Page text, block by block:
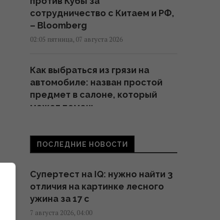
сотрудничество с Китаем и РФ,
– Bloomberg
02:05 пятница, 07 августа 2026
Как выбраться из грязи на
автомобиле: назван простой
предмет в салоне, который
может помочь
"Достаточно, чтобы выжить, а
сотрудница НАТО о поставках
ракет Украине
01:19 пятница, 07 августа 2026
ПОСЛЕДНИЕ НОВОСТИ
Супертест на IQ: нужно найти 3
отличия на картинке лесного
ужина за 17 с
7 августа 2026, 04:00